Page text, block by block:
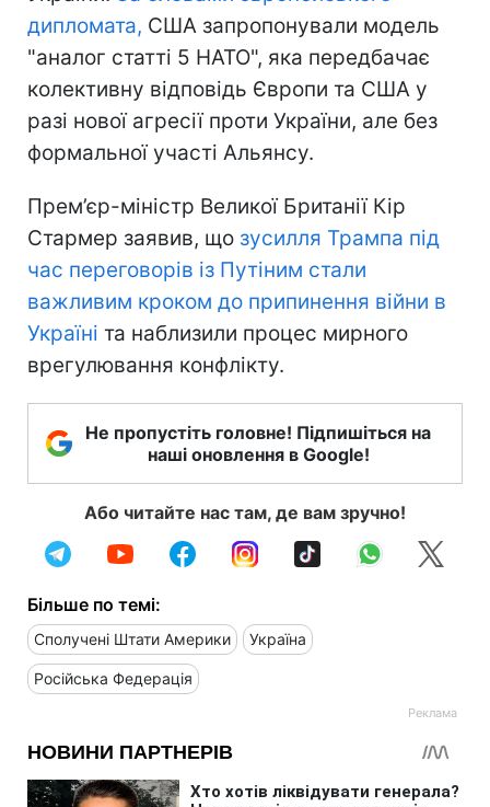
дипломата, США запропонували модель
"аналог статті 5 НАТО", яка передбачає
колективну відповідь Європи та США у
разі нової агресії проти України, але без
формальної участі Альянсу.
Прем’єр-міністр Великої Британії Кір
Стармер заявив, що зусилля Трампа під
час переговорів із Путіним стали
важливим кроком до припинення війни в
Україні та наблизили процес мирного
врегулювання конфлікту.
Не пропустіть головне! Підпишіться на
наші оновлення в Google!
Або читайте нас там, де вам зручно!
Більше по темі:
Сполучені Штати Америки Україна
Російська Федерація